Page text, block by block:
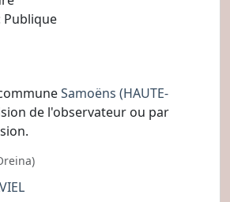
Publique
Samoëns (HAUTE-
de l'observateur ou par